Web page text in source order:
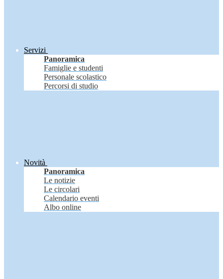
Servizi
Panoramica
Famiglie e studenti
Personale scolastico
Percorsi di studio
Novità
Panoramica
Le notizie
Le circolari
Calendario eventi
Albo online